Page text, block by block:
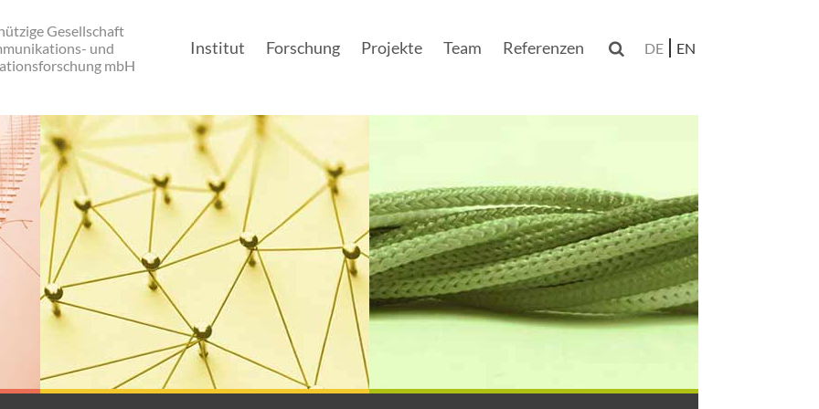
Gesellschaft
und
mbH
Institut Forschung Projekte Team Referenzen  DE EN